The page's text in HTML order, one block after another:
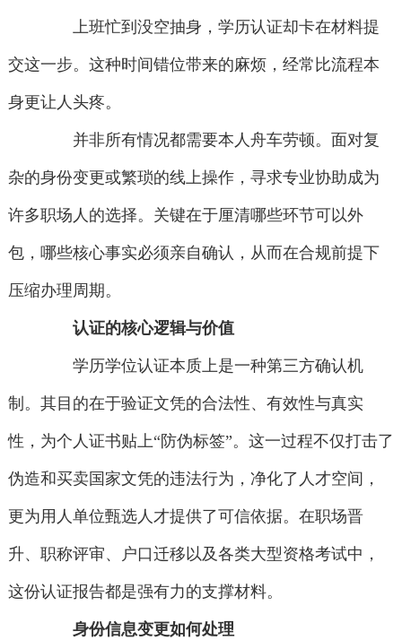
上班忙到没空抽身，学历认证却卡在材料提
交这一步。这种时间错位带来的麻烦，经常比流程本
身更让人头疼。
并非所有情况都需要本人舟车劳顿。面对复
杂的身份变更或繁琐的线上操作，寻求专业协助成为
许多职场人的选择。关键在于厘清哪些环节可以外
包，哪些核心事实必须亲自确认，从而在合规前提下
压缩办理周期。
认证的核心逻辑与价值
学历学位认证本质上是一种第三方确认机
制。其目的在于验证文凭的合法性、有效性与真实
性，为个人证书贴上“防伪标签”。这一过程不仅打击了
伪造和买卖国家文凭的违法行为，净化了人才空间，
更为用人单位甄选人才提供了可信依据。在职场晋
升、职称评审、户口迁移以及各类大型资格考试中，
这份认证报告都是强有力的支撑材料。
身份信息变更如何处理